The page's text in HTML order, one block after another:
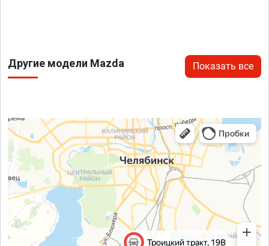
Другие модели Mazda Показать все